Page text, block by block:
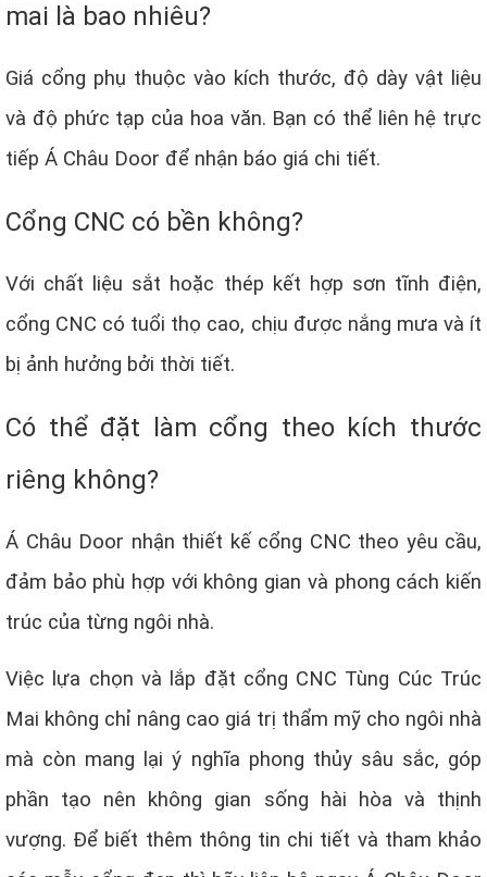
mai là bao nhiêu?
Giá cổng phụ thuộc vào kích thước, độ dày vật liệu
và độ phức tạp của hoa văn. Bạn có thể liên hệ trực
tiếp Á Châu Door để nhận báo giá chi tiết.
Cổng CNC có bền không?
Với chất liệu sắt hoặc thép kết hợp sơn tĩnh điện,
cổng CNC có tuổi thọ cao, chịu được nắng mưa và ít
bị ảnh hưởng bởi thời tiết.
Có thể đặt làm cổng theo kích thước
riêng không?
Á Châu Door nhận thiết kế cổng CNC theo yêu cầu,
đảm bảo phù hợp với không gian và phong cách kiến
trúc của từng ngôi nhà.
Việc lựa chọn và lắp đặt cổng CNC Tùng Cúc Trúc
Mai không chỉ nâng cao giá trị thẩm mỹ cho ngôi nhà
mà còn mang lại ý nghĩa phong thủy sâu sắc, góp
phần tạo nên không gian sống hài hòa và thịnh
vượng. Để biết thêm thông tin chi tiết và tham khảo